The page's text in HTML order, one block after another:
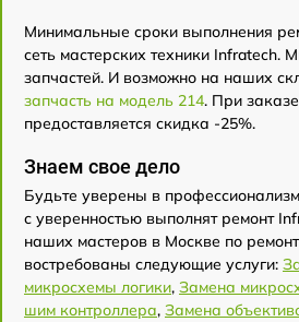
Минимальные сроки выполнения
сеть мастерских техники Infratech.
запчастей. И возможно на наших
запчасть на модель 214. При
предоставляется скидка -25%.
Знаем свое дело
Будьте уверены в
с уверенностью выполнят ремонт
наших мастеров в Москве по
востребованы следующие услуги:
микросхемы логики, Замена
шим контроллера, Замена